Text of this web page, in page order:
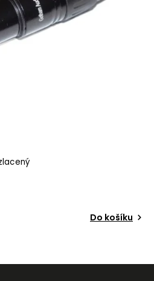
Do košíku